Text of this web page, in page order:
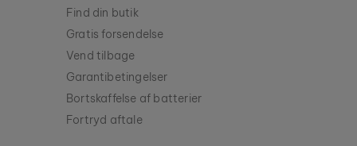
Find din butik
Gratis forsendelse
Vend tilbage
Garantibetingelser
Bortskaffelse af batterier
Fortryd aftale